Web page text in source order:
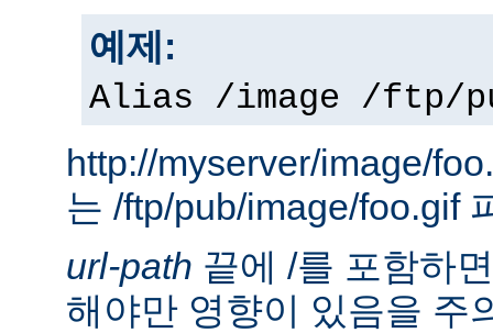
예제:
Alias /image /ftp/
http://myserver/image/
는 /ftp/pub/image/foo.gif
url-path 끝에 /를 포함하
해야만 영향이 있음을 주